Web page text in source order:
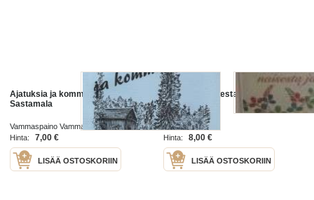
Ajatuksia ja kommentteja.
Sastamala
Vammaspaino Vammala 1995
Hinta:
7,00 €
LISÄÄ OSTOSKORIIN
Ajatuksia naisesta ja naiselle
WSOY 1998
Hinta:
8,00 €
LISÄÄ OSTOSKORIIN